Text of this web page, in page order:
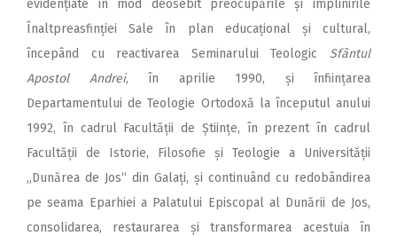
evidențiate în mod deosebit preocupările și împlinirile
Înaltpreasfinției Sale în plan educațional și cultural,
începând cu reactivarea Seminarului Teologic Sfântul
Apostol Andrei, în aprilie 1990, și înființarea
Departamentului de Teologie Ortodoxă la începutul anului
1992, în cadrul Facultății de Științe, în prezent în cadrul
Facultății de Istorie, Filosofie și Teologie a Universității
„Dunărea de Jos“ din Galați, și continuând cu redobândirea
pe seama Eparhiei a Palatului Episcopal al Dunării de Jos,
consolidarea, restaurarea și transformarea acestuia în